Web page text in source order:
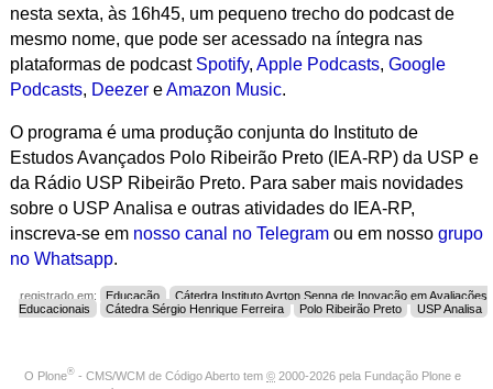
nesta sexta, às 16h45, um pequeno trecho do podcast de
mesmo nome, que pode ser acessado na íntegra nas
plataformas de podcast Spotify, Apple Podcasts, Google
Podcasts, DeezereAmazon Music.
O programa é uma produção conjunta do Instituto de
Estudos Avançados Polo Ribeirão Preto (IEA-RP) da USP e
da Rádio USP Ribeirão Preto. Para saber mais novidades
sobre o USP Analisa e outras atividades do IEA-RP,
inscreva-se em nosso canal no Telegramou em nosso grupo
no Whatsapp.
registrado em: Educação
Cátedra Instituto Ayrton Senna de Inovação em Avaliações
Educacionais
Cátedra Sérgio Henrique Ferreira Polo Ribeirão Preto USP Analisa
O Plone® - CMS/WCM de Código Aberto tem © 2000-2026 pela Fundação Plone e